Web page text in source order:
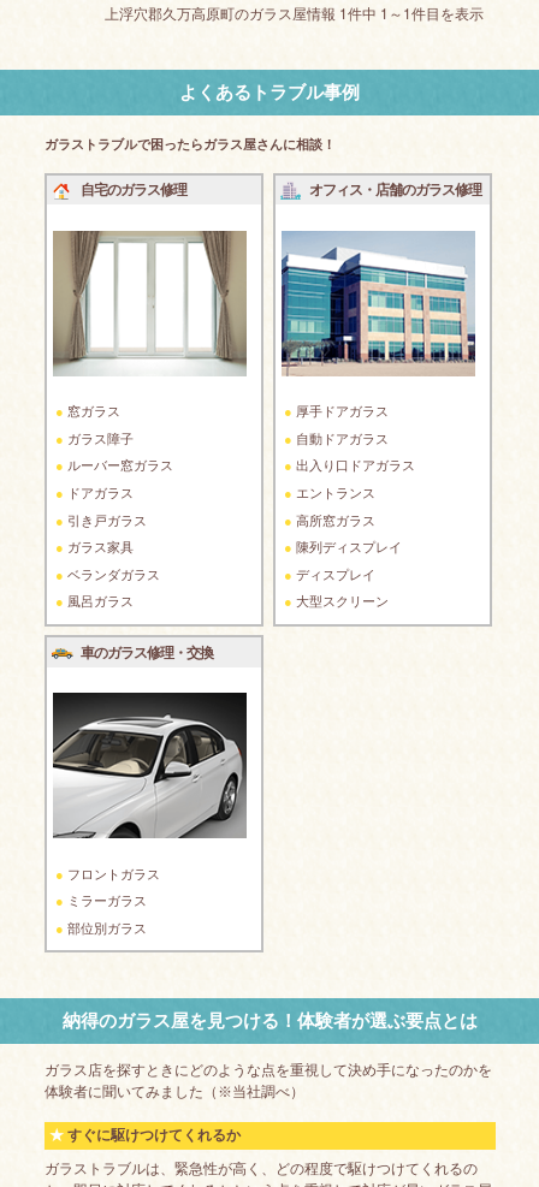
上浮穴郡久万高原町のガラス屋情報 1件中 1～1件目を表示
よくあるトラブル事例
ガラストラブルで困ったらガラス屋さんに相談！
自宅のガラス修理
窓ガラス
ガラス障子
ルーバー窓ガラス
ドアガラス
引き戸ガラス
ガラス家具
ベランダガラス
風呂ガラス
オフィス・店舗のガラス修理
厚手ドアガラス
自動ドアガラス
出入り口ドアガラス
エントランス
高所窓ガラス
陳列ディスプレイ
ディスプレイ
大型スクリーン
車のガラス修理・交換
フロントガラス
ミラーガラス
部位別ガラス
納得のガラス屋を見つける！体験者が選ぶ要点とは
ガラス店を探すときにどのような点を重視して決め手になったのかを
体験者に聞いてみました（※当社調べ）
すぐに駆けつけてくれるか
ガラストラブルは、緊急性が高く、どの程度で駆けつけてくれるの